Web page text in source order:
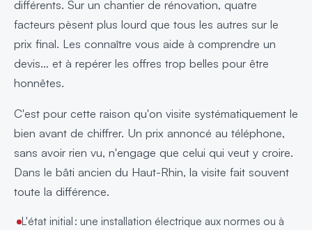
différents. Sur un chantier de rénovation, quatre
facteurs pèsent plus lourd que tous les autres sur le
prix final. Les connaître vous aide à comprendre un
devis… et à repérer les offres trop belles pour être
honnêtes.
C'est pour cette raison qu'on visite systématiquement le
bien avant de chiffrer. Un prix annoncé au téléphone,
sans avoir rien vu, n'engage que celui qui veut y croire.
Dans le bâti ancien du Haut-Rhin, la visite fait souvent
toute la différence.
L'état initial : une installation électrique aux normes ou à